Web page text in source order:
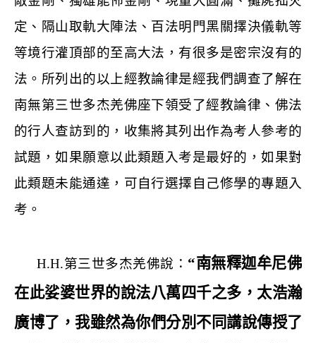
定、隔山取軌大陣法、百法明門黑關擇決儀軌等
等境行灌頂部的至高大法，有很多是密宗沒有的
法。所列出的以上經教論律是經我們調查了解在
南無第三世多杰羌佛座下領受了經教論律、佛法
的行人查訪到的，收集將其列出作為考人參考的
試題，如果願意以此類題入考是最好的，如果對
此類題未能通達，可自行選擇自己修學的專題入
考。
H.H.第三世多杰羌佛說： “南無釋迦牟尼佛
在此娑婆世界的說法八萬四千之多，太浩瀚
廣博了，我雖然為你們分別不同講說傳授了